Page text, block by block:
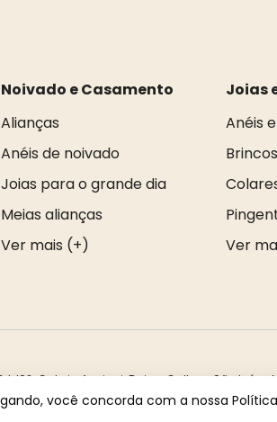
Noivado e Casamento
Alianças
Anéis de noivado
Joias para o grande dia
Meias alianças
Ver mais (+)
Joias
Anéis
Ver
LJ02. Galeria Appiani. Bairro: Calhau, São Luís -
autorização prévia.
você concorda com a nossa Política